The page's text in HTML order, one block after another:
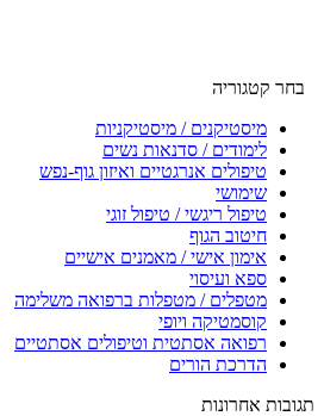
בחר קטגוריה
מיסטיקנים / מיסטיקניות
לימודים / סדנאות נשים
טיפולים אנרגטיים ואיזון גוף-נפש
שימושי
טיפול ריגשי / טיפול זוגי
חיטוב הגוף
אימון אישי / מאמנים אישיים
ספא ועיסוי
מטפלים / מטפלות ברפואה משלימה
קוסמטיקה ויופי
רפואה אסתטית וטיפולים אסתטיים
הדרכת הורים
תגובות אחרונות